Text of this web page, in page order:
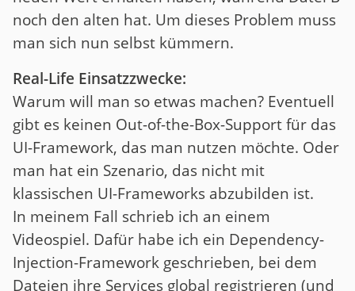
noch den alten hat. Um dieses Problem muss
man sich nun selbst kümmern.
Real-Life Einsatzzwecke:
Warum will man so etwas machen? Eventuell
gibt es keinen Out-of-the-Box-Support für das
UI-Framework, das man nutzen möchte. Oder
man hat ein Szenario, das nicht mit
klassischen UI-Frameworks abzubilden ist.
In meinem Fall schrieb ich an einem
Videospiel. Dafür habe ich ein Dependency-
Injection-Framework geschrieben, bei dem
Dateien ihre Services global registrieren (und